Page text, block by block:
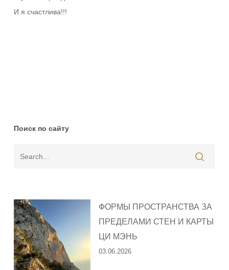
И я счастлива!!!
Поиск по сайту
ФОРМЫ ПРОСТРАНСТВА ЗА
ПРЕДЕЛАМИ СТЕН И КАРТЫ
ЦИ МЭНЬ
03.06.2026